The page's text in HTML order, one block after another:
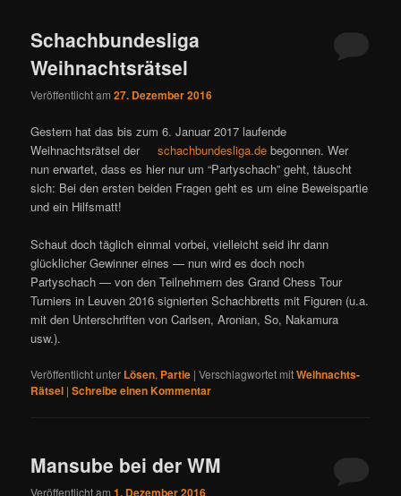
Schachbundesliga
Weihnachtsrätsel
Veröffentlicht am27. Dezember 2016
Gestern hat das bis zum 6. Januar 2017 laufende
Weihnachtsrätsel der
schachbundesliga.de begonnen. Wer
nun erwartet, dass es hier nur um “Partyschach” geht, täuscht
sich: Bei den ersten beiden Fragen geht es um eine Beweispartie
und ein Hilfsmatt!
Schaut doch täglich einmal vorbei, vielleicht seid ihr dann
glücklicher Gewinner eines — nun wird es doch noch
Partyschach — von den Teilnehmern des Grand Chess Tour
Turniers in Leuven 2016 signierten Schachbretts mit Figuren (u.a.
mit den Unterschriften von Carlsen, Aronian, So, Nakamura
usw.).
Veröffentlicht unter Lösen, Partie |Verschlagwortet mitWeihnachts-
Rätsel |Schreibe einen Kommentar
Mansube bei der WM
Veröffentlicht am1. Dezember 2016